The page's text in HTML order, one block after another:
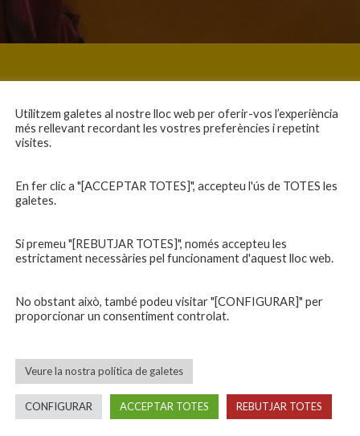
Utilitzem galetes al nostre lloc web per oferir-vos l’experiència
més rellevant recordant les vostres preferències i repetint
visites.
En fer clic a "[ACCEPTAR TOTES]", accepteu l'ús de TOTES les
galetes.
Si premeu "[REBUTJAR TOTES]", només accepteu les
estrictament necessàries pel funcionament d'aquest lloc web.
No obstant això, també podeu visitar "[CONFIGURAR]" per
proporcionar un consentiment controlat.
Veure la nostra política de galetes
CONFIGURAR ACCEPTAR TOTES REBUTJAR TOTES